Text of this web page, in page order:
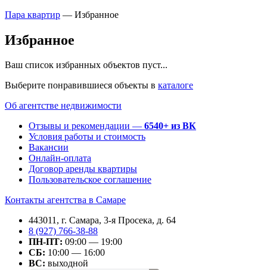
Пара квартир — Избранное
Избранное
Ваш список избранных объектов пуст...
Выберите понравившиеся объекты в каталоге
Об агентстве недвижимости
Отзывы и рекомендации — 6540+ из ВК
Условия работы и стоимость
Вакансии
Онлайн-оплата
Договор аренды квартиры
Пользовательское соглашение
Контакты агентства в Самаре
443011, г. Самара, 3-я Просека, д. 64
8 (927) 766-38-88
ПН-ПТ: 09:00 — 19:00
СБ: 10:00 — 16:00
ВС: выходной